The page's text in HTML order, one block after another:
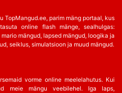
TopMangud.ee, parim mäng portaal, kus
online flash mänge, sealhulgas:
mängud, lapsed mängud, loogika ja
seiklus, simulatsioon ja muud mängud.
vorme online meelelahutus. Kui
meie mängu veebilehel. Iga laps,